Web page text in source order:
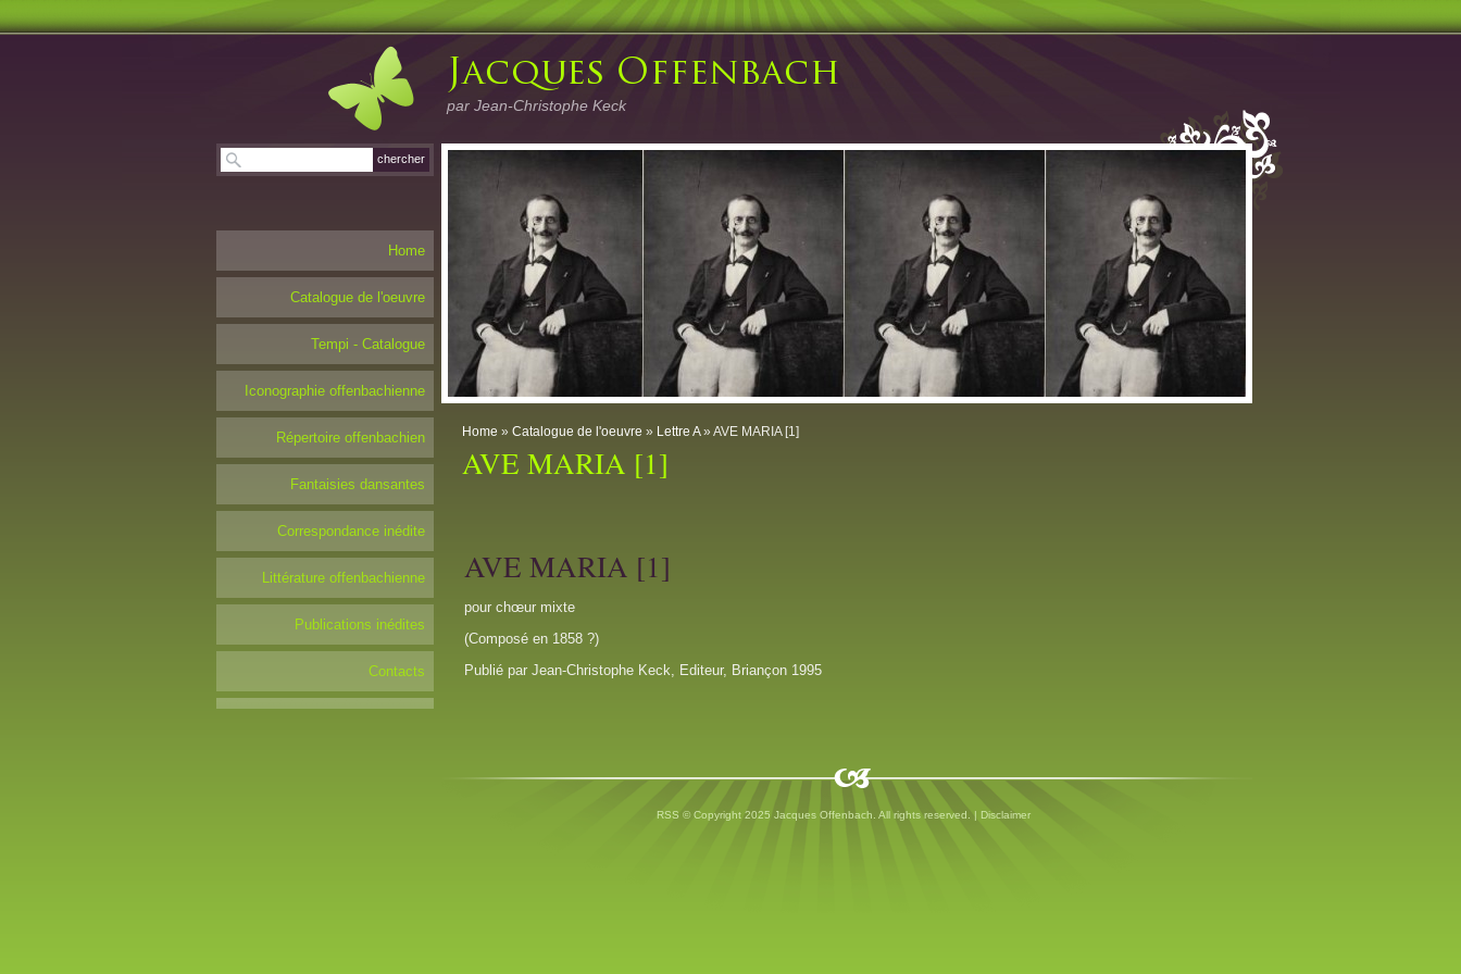
par Jean-Christophe Keck
Home » Catalogue de l'oeuvre » Lettre A» AVE MARIA [1]
AVE MARIA [1]
AVE MARIA [1]
pour chœur mixte
(Composé en 1858 ?)
Publié par Jean-Christophe Keck, Editeur, Briançon 1995
Home
Catalogue de l'oeuvre
Tempi - Catalogue
Iconographie offenbachienne
Répertoire offenbachien
Fantaisies dansantes
Correspondance inédite
Littérature offenbachienne
Publications inédites
Contacts
RSS © Copyright 2025 Jacques Offenbach. All rights reserved. | Disclaimer